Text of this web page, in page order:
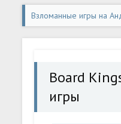
Взломанные игры на
Board Kings -
Board
игры